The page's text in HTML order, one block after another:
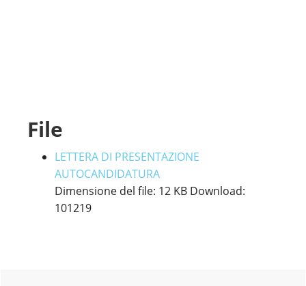
File
LETTERA DI PRESENTAZIONE
AUTOCANDIDATURA
Dimensione del file: 12 KB Download:
101219